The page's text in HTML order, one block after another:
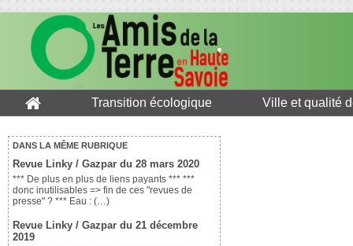
Transition écologique Ville et qualité
DANS LA MÊME RUBRIQUE
Revue Linky / Gazpar du 28 mars 2020
*** De plus en plus de liens payants *** ***
donc inutilisables => fin de ces "revues de
presse" ? *** Eau : (…)
Revue Linky / Gazpar du 21 décembre
2019